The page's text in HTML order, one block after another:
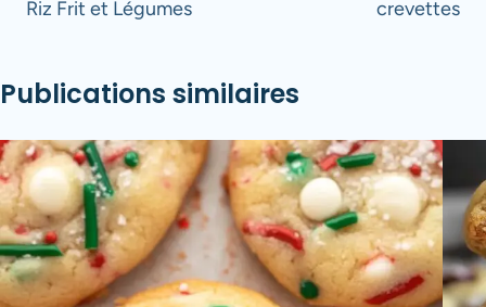
l’article
Riz Frit et Légumes
crevettes
Publications similaires